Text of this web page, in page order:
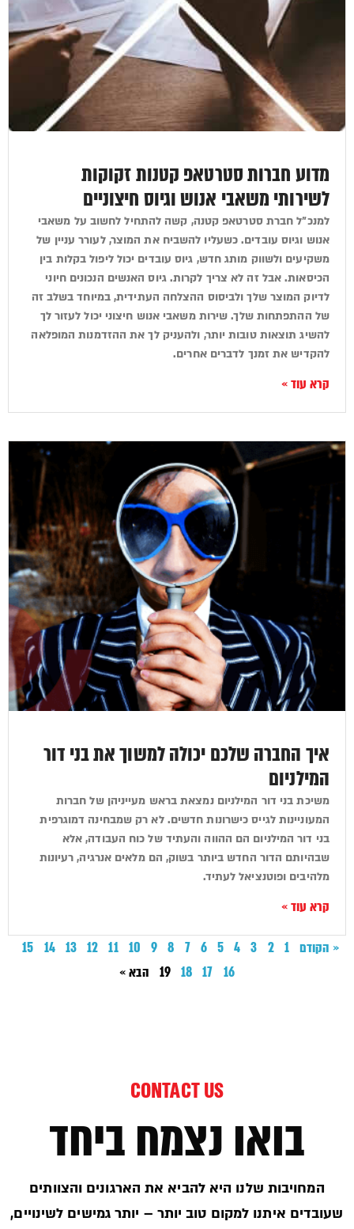
מדוע חברות סטרטאפ קטנות זקוקות
לשירותי משאבי אנוש וגיוס חיצוניים
למנכ"ל חברת סטרטאפ קטנה, קשה להתחיל לחשוב על משאבי
אנוש וגיוס עובדים. כשעליו להשביח את המוצר, לעורר עניין של
משקיעים ולשווק מותג חדש, גיוס עובדים יכול ליפול בקלות בין
הכיסאות. אבל זה לא צריך לקרות. גיוס האנשים הנכונים חיוני
לדיוק המוצר שלך ולביסוס ההצלחה העתידית, במיוחד בשלב זה
של ההתפתחות שלך. שירות משאבי אנוש חיצוני יכול לעזור לך
להשיג תוצאות טובות יותר, ולהעניק לך את ההזדמנות המופלאה
להקדיש את זמנך לדברים אחרים.
קרא עוד »
איך החברה שלכם יכולה למשוך את בני דור
המילניום
משיכת בני דור המילניום נמצאת בראש מעייניהן של חברות
המעוניינות לגייס כישרונות חדשים. לא רק שמבחינה דמוגרפית
בני דור המילניום הם ההווה והעתיד של כוח העבודה, אלא
שבהיותם הדור החדש ביותר בשוק, הם מלאים אנרגיה, רעיונות
מלהיבים ופוטנציאל לעתיד.
קרא עוד »
« הקודם 1
2
3
4
5
6
7
8
9
10
11
12
13
14
15
16
17
18
19 הבא »
CONTACT US
בואו נצמח ביחד
המחויבות שלנו היא להביא את הארגונים והצוותים
שעובדים איתנו למקום טוב יותר – יותר גמישים לשינויים,